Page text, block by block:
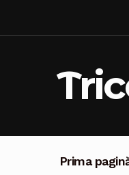
Prima